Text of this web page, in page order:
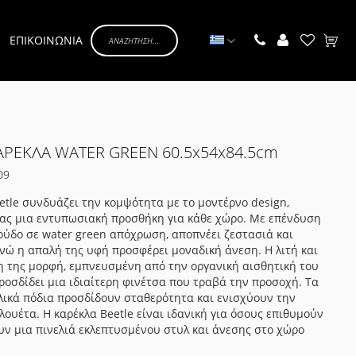
ΕΠΙΚΟΙΝΩΝΙΑ
Γλώσσα
WATER GREEN 60.5x54x84.5cm
συνδυάζει την κομψότητα με το μοντέρνο design,
μια εντυπωσιακή προσθήκη για κάθε χώρο. Με επένδυση
σε water green απόχρωση, αποπνέει ζεστασιά και
η απαλή της υφή προσφέρει μοναδική άνεση. Η λιτή και
της μορφή, εμπνευσμένη από την οργανική αισθητική του
μια ιδιαίτερη φινέτσα που τραβά την προσοχή. Τα
πόδια προσδίδουν σταθερότητα και ενισχύουν την
Η καρέκλα Beetle είναι ιδανική για όσους επιθυμούν
μια πινελιά εκλεπτυσμένου στυλ και άνεσης στο χώρο